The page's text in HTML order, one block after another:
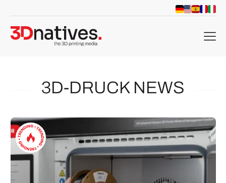
menu
3D-DRUCK NEWS